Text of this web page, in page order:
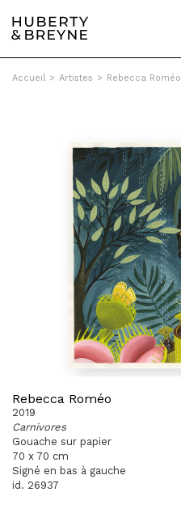
Accueil > Artistes > Rebecca Roméo
Rebecca Roméo
2019
Carnivores
Gouache sur papier
70 x 70 cm
Signé en bas à gauche
id. 26937